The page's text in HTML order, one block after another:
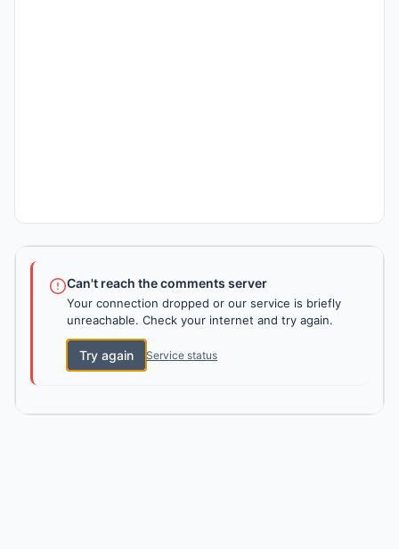
Can't reach the comments server
Your connection dropped or our service is briefly
unreachable. Check your internet and try again.
Try again Service status